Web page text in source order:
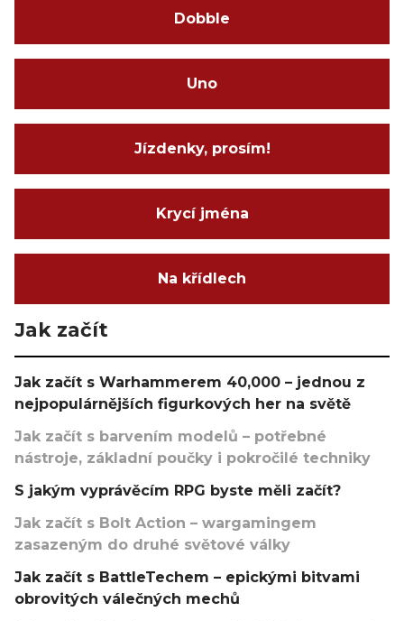
Dobble
Uno
Jízdenky, prosím!
Krycí jména
Na křídlech
Jak začít
Jak začít s Warhammerem 40,000 – jednou z
nejpopulárnějších figurkových her na světě
Jak začít s barvením modelů – potřebné
nástroje, základní poučky i pokročilé techniky
S jakým vyprávěcím RPG byste měli začít?
Jak začít s Bolt Action – wargamingem
zasazeným do druhé světové války
Jak začít s BattleTechem – epickými bitvami
obrovitých válečných mechů